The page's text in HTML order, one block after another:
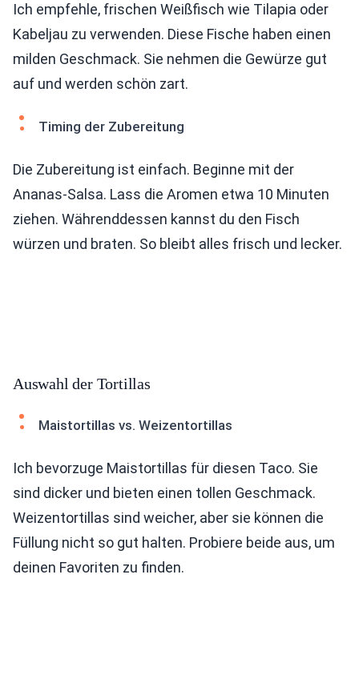
Ich empfehle, frischen Weißfisch wie Tilapia oder
Kabeljau zu verwenden. Diese Fische haben einen
milden Geschmack. Sie nehmen die Gewürze gut
auf und werden schön zart.
Timing der Zubereitung
Die Zubereitung ist einfach. Beginne mit der
Ananas-Salsa. Lass die Aromen etwa 10 Minuten
ziehen. Währenddessen kannst du den Fisch
würzen und braten. So bleibt alles frisch und lecker.
Auswahl der Tortillas
Maistortillas vs. Weizentortillas
Ich bevorzuge Maistortillas für diesen Taco. Sie
sind dicker und bieten einen tollen Geschmack.
Weizentortillas sind weicher, aber sie können die
Füllung nicht so gut halten. Probiere beide aus, um
deinen Favoriten zu finden.